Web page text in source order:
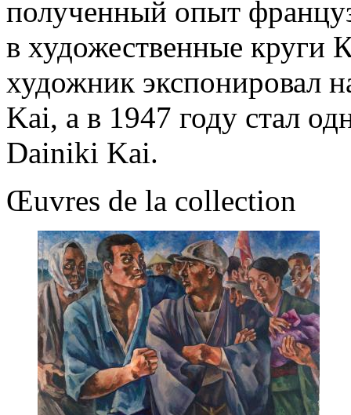
полученный опыт
в художественные круги
художник экспонировал
Kai, а в 1947 году стал
Dainiki Kai.
Œuvres de la collection